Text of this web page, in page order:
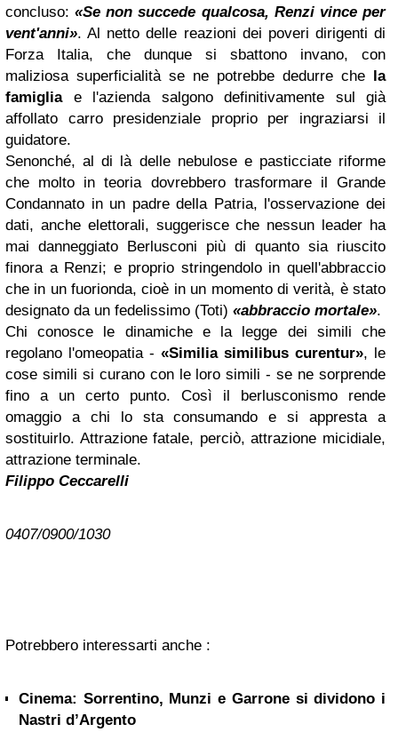
concluso:«Se non succede qualcosa, Renzi vince per
vent'anni». Al netto delle reazioni dei poveri dirigenti di
Forza Italia, che dunque si sbattono invano, con
maliziosa superficialità se ne potrebbe dedurre che la
famigliae l'azienda salgono definitivamente sul già
affollato carro presidenziale proprio per ingraziarsi il
guidatore.
Senonché, al di là delle nebulose e pasticciate riforme
che molto in teoria dovrebbero trasformare il Grande
Condannato in un padre della Patria, l'osservazione dei
dati, anche elettorali, suggerisce che nessun leader ha
mai danneggiato Berlusconi più di quanto sia riuscito
finora a Renzi; e proprio stringendolo in quell'abbraccio
che in un fuorionda, cioè in un momento di verità, è stato
designato da un fedelissimo (Toti) «abbraccio mortale».
Chi conosce le dinamiche e la legge dei simili che
regolano l'omeopatia - «Similia similibus curentur», le
cose simili si curano con le loro simili - se ne sorprende
fino a un certo punto. Così il berlusconismo rende
omaggio a chi lo sta consumando e si appresta a
sostituirlo. Attrazione fatale, perciò, attrazione micidiale,
attrazione terminale.
Filippo Ceccarelli
0407/0900/1030
Potrebbero interessarti anche :
Cinema: Sorrentino, Munzi e Garrone si dividono i
Nastri d’Argento